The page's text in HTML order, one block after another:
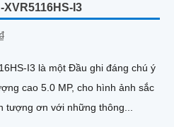
I3
I3 là một Đầu ghi đáng chú ý
cao 5.0 MP, cho hình ảnh sắc
cả ngày và đêm. Ấn tượng ơn với những thông...